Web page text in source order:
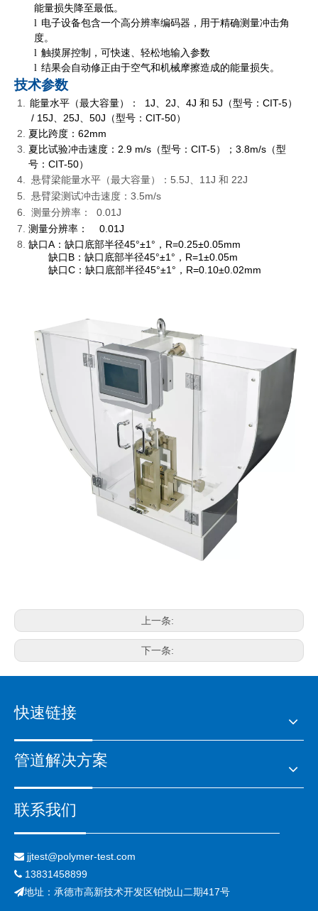
能量损失降至最低。
l 电子设备包含一个高分辨率编码器，用于精确测量冲击角
度。
l 触摸屏控制，可快速、轻松地输入参数
l 结果会自动修正由于空气和机械摩擦造成的能量损失。
技术参数
能量水平（最大容量）： 1J、2J、4J 和 5J（型号：CIT-5）
/ 15J、25J、50J（型号：CIT-50）
夏比跨度：62mm
夏比试验冲击速度：2.9 m/s（型号：CIT-5）；3.8m/s（型
号：CIT-50）
悬臂梁能量水平（最大容量）：5.5J、11J 和 22J
悬臂梁测试冲击速度：3.5m/s
测量分辨率： 0.01J
测量分辨率： 0.01J
缺口A：缺口底部半径45°±1°，R=0.25±0.05mm
缺口B：缺口底部半径45°±1°，R=1±0.05m
缺口C：缺口底部半径45°±1°，R=0.10±0.02mm
上一条:
下一条:
快速链接
管道解决方案
联系我们
 jjtest@polymer-test.com
 13831458899
地址：承德市高新技术开发区铂悦山二期417号